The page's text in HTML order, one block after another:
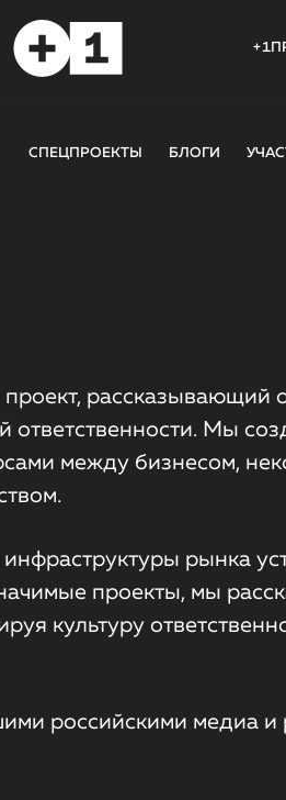
СПЕЦПРОЕКТЫ БЛОГИ
рассказывающий о
ответственности. Мы
между бизнесом,
рынка
проекты, мы
культуру
российскими медиа и